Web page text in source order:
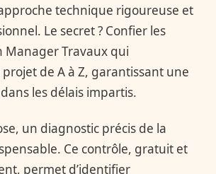
technique rigoureuse et
Le secret ? Confier les
Manager Travaux qui
de A à Z, garantissant une
les délais impartis.
un diagnostic précis de la
Ce contrôle, gratuit et
permet d’identifier